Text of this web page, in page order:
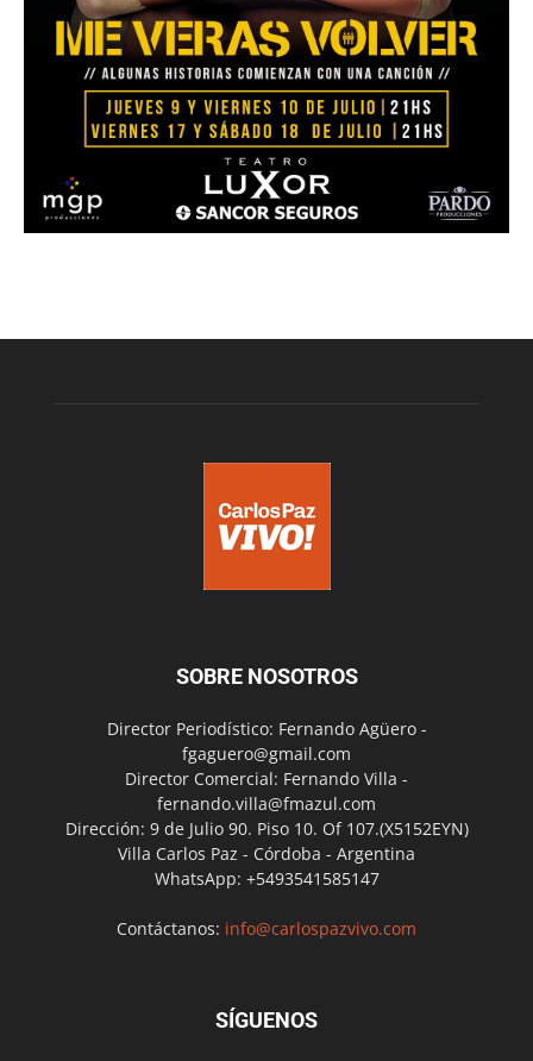
SOBRE NOSOTROS
Director Periodístico: Fernando Agüero -
fgaguero@gmail.com
Director Comercial: Fernando Villa -
fernando.villa@fmazul.com
Dirección: 9 de Julio 90. Piso 10. Of 107.(X5152EYN)
Villa Carlos Paz - Córdoba - Argentina
WhatsApp: +5493541585147
Contáctanos: info@carlospazvivo.com
SÍGUENOS